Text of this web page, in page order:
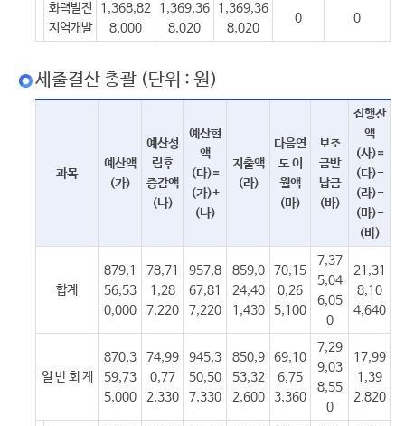
화력발전
지역개발
1,368,82
8,000
1,369,36
8,020
1,369,36
8,020
0 0
세출결산 총괄 (단위 : 원)
과목
예산액
(가)
예산성
립후
증감액
(나)
예산현
액
(다)=
(가)+
(나)
지출액
(라)
다음연
도 이
월액
(마)
보조
금반
납금
(바)
집행잔
액
(사)=
(다)-
(라)-
(마)-
(바)
합계
879,1
56,53
0,000
78,71
1,28
7,220
957,8
67,81
7,220
859,0
24,40
1,430
70,15
0,26
5,100
7,37
5,04
6,05
0
21,31
8,10
4,640
일 반 회 계
870,3
59,73
5,000
74,99
0,77
2,330
945,3
50,50
7,330
850,9
53,32
2,600
69,10
6,75
3,360
7,29
9,03
8,55
0
17,99
1,39
2,820